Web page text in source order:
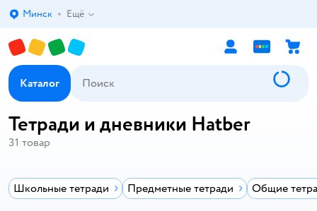
Выбор адреса доставки.
Минск Ещё
Каталог
Тетради и дневники Hatber
31 товар
Школьные тетради Предметные тетради Общие